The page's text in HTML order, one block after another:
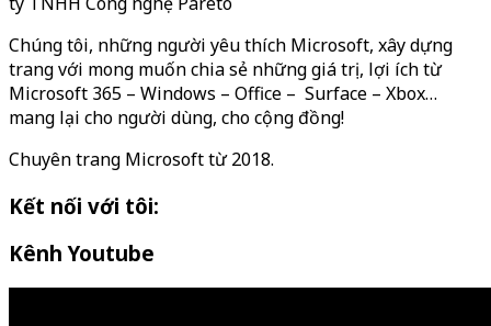
Chúng tôi, những người yêu thích Microsoft, xây dựng
trang với mong muốn chia sẻ những giá trị, lợi ích từ
Microsoft 365 – Windows – Office – Surface – Xbox…
mang lại cho người dùng, cho cộng đồng!
Chuyên trang Microsoft từ 2018.
Kết nối với tôi:
Kênh Youtube